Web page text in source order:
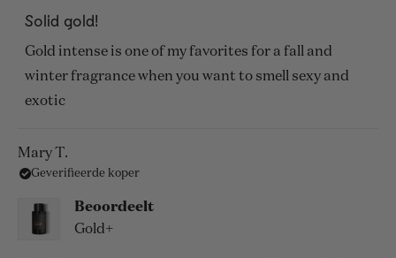
met
5
van
de
5
Solid gold!
Gold intense is one of my favorites for a fall and
winter fragrance when you want to smell sexy and
exotic
Mary T.
Geverifieerde koper
Beoordeelt
Gold+